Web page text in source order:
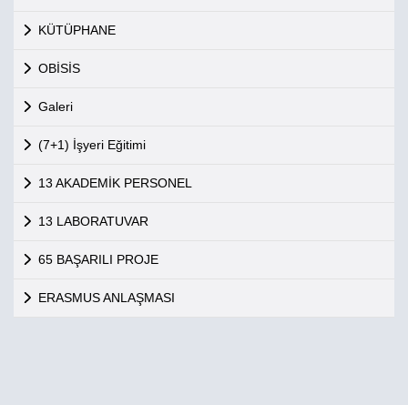
KÜTÜPHANE
OBİSİS
Galeri
(7+1) İşyeri Eğitimi
13 AKADEMİK PERSONEL
13 LABORATUVAR
65 BAŞARILI PROJE
ERASMUS ANLAŞMASI